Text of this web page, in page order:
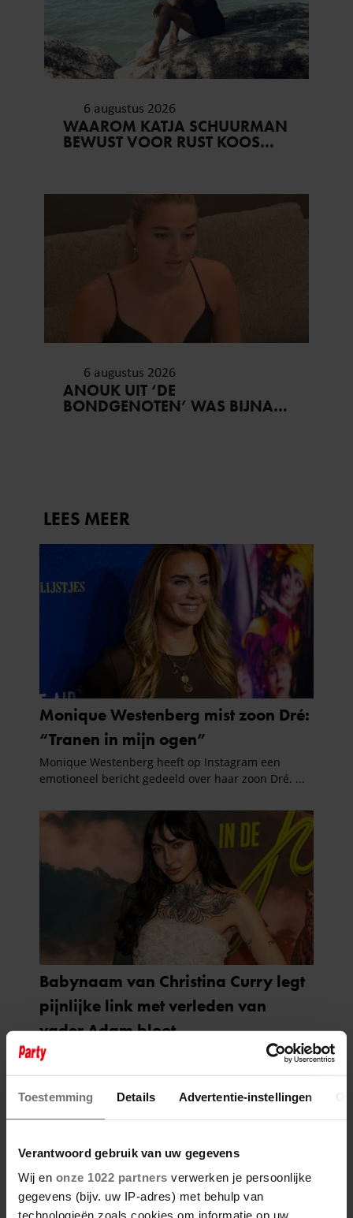
Toestemming Details Advertentie-instellingen
Verantwoord gebruik van uw gegevens
Wij en onze 1022 partners verwerken je persoonlijke
gegevens (bijv. uw IP-adres) met behulp van
technologieën zoals cookies om informatie op uw
6 augustus 2026
WAAROM KATJA SCHUURMAN
BEWUST VOOR RUST KOOS…
6 augustus 2026
ANOUK UIT ‘DE
BONDGENOTEN’ WAS BIJNA